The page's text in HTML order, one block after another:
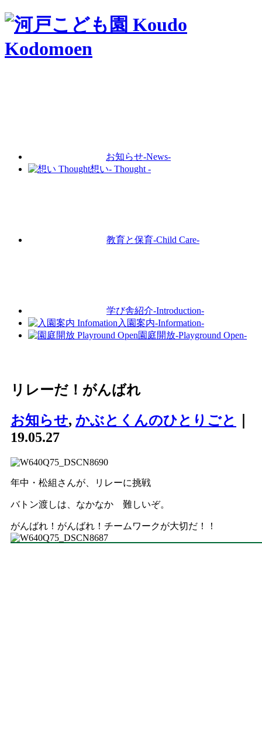
お知らせ-News-
想い- Thought -
教育と保育-Child Care-
学び舎紹介-Introduction-
入園案内-Information-
園庭開放-Playground Open-
リレーだ！がんばれ
お知らせ, かぶとくんのひとりごと
19.05.27
年中・松組さんが、リレーに挑戦
バトン渡しは、なかなか 難しいぞ。
がんばれ！がんばれ！チームワークが大切だ！！